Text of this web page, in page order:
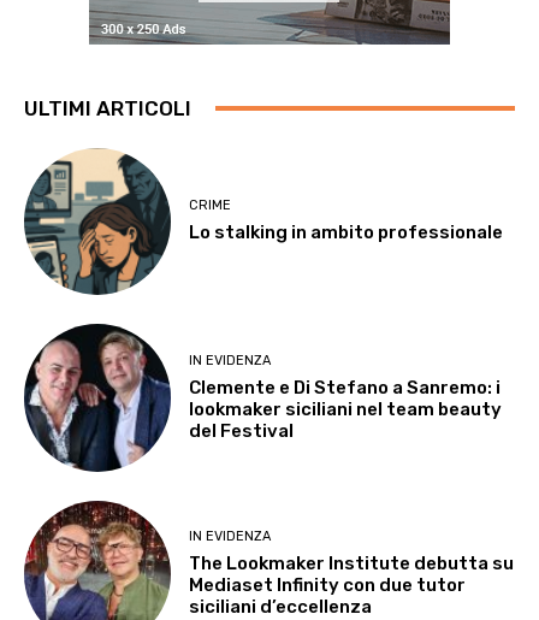
ULTIMI ARTICOLI
CRIME
Lo stalking in ambito professionale
IN EVIDENZA
Clemente e Di Stefano a Sanremo: i
lookmaker siciliani nel team beauty
del Festival
IN EVIDENZA
The Lookmaker Institute debutta su
Mediaset Infinity con due tutor
siciliani d’eccellenza